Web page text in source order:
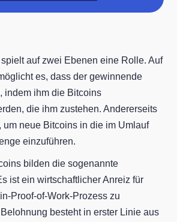
auf zwei Ebenen eine Rolle. Auf
es, dass der gewinnende
indem ihm die Bitcoins
die ihm zustehen. Andererseits
um neue Bitcoins in die im Umlauf
einzuführen.
bilden die sogenannte
ist ein wirtschaftlicher Anreiz für
Proof-of-Work-Prozess zu
besteht in erster Linie aus